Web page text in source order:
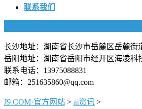
联系我们
长沙地址：湖南省长沙市岳麓区岳麓街
岳阳地址：湖南省岳阳市经开区海凌科
联系电话：13975088831
邮箱：251635860@qq.com
J9.COM·官方网站 > ai资讯 >